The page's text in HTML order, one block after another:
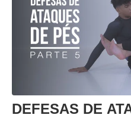
DEFESAS DE